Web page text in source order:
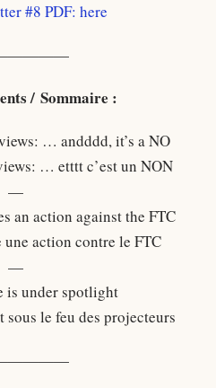
#8 PDF: here
/ Sommaire :
… andddd, it’s a NO
… etttt c’est un NON
—
an action against the FTC
action contre le FTC
—
is under spotlight
sous le feu des projecteurs